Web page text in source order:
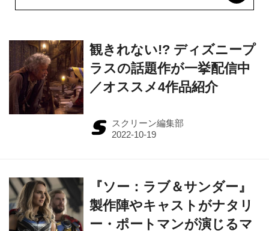
観きれない!? ディズニープ
ラスの話題作が一挙配信中
／オススメ4作品紹介
スクリーン編集部
『ソー：ラブ＆サンダー』
製作陣やキャストがナタリ
ー・ポートマンが演じるマ